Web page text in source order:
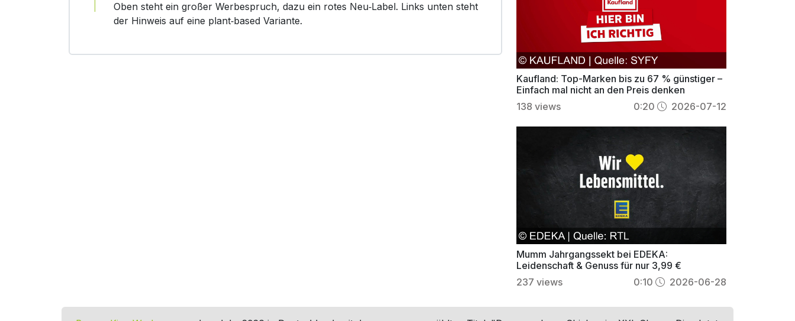
Oben steht ein großer Werbespruch, dazu ein rotes Neu‑Label. Links unten steht
der Hinweis auf eine plant‑based Variante.
Kaufland: Top-Marken bis zu 67 % günstiger –
Einfach mal nicht an den Preis denken
138 views 0:20 2026-07-12
Mumm Jahrgangssekt bei EDEKA:
Leidenschaft & Genuss für nur 3,99 €
237 views 0:10 2026-06-28